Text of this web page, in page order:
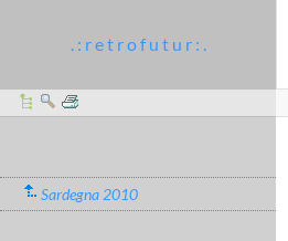
. : r e t r o f u t u r : .
Sardegna 2010